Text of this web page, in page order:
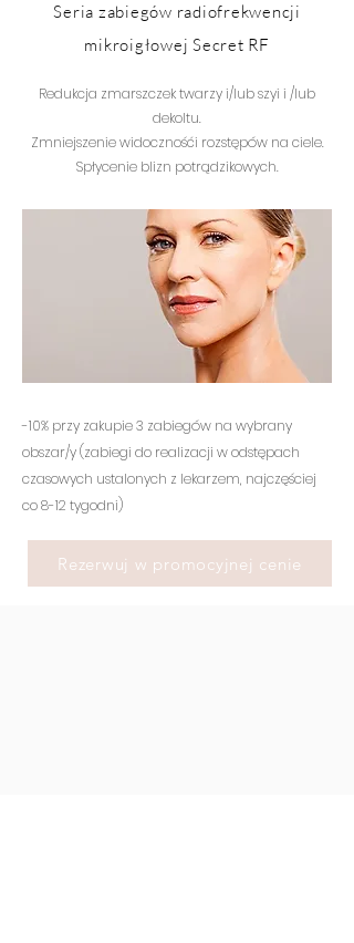
Seria zabiegów radiofrekwencji
mikroigłowej Secret RF
Redukcja zmarszczek twarzy i/lub szyi i /lub
dekoltu.
Zmniejszenie widocznośći rozstępów na ciele.
Spłycenie blizn potrądzikowych.
-10% przy zakupie 3 zabiegów na wybrany
obszar/y(zabiegi do realizacji w odstępach
czasowych ustalonych z lekarzem, najczęściej
co 8-12 tygodni)
Rezerwuj w promocyjnej cenie